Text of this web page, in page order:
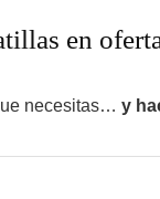
en
necesitas… y